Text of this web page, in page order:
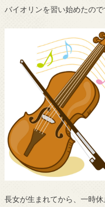
バイオリンを習い始めたので
長女が生まれてから、一時休